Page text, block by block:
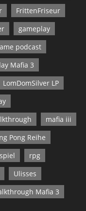
FrittenFriseur
gameplay
podcast
Mafia 3
LomDomSilver LP
mafia iii
Pong Reihe
rpg
Ulisses
Mafia 3